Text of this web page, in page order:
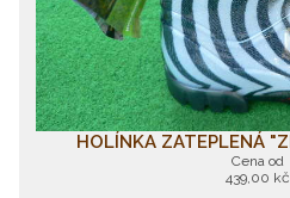
HOLÍNKA ZATEPLENÁ
Cena od
439,00 kč